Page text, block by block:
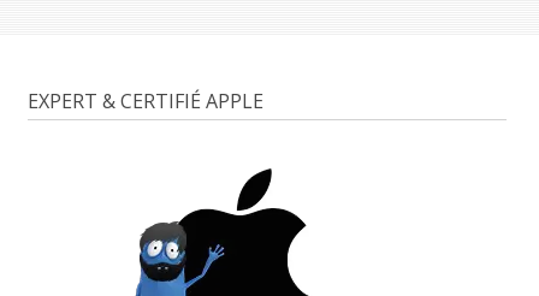
EXPERT & CERTIFIÉ APPLE